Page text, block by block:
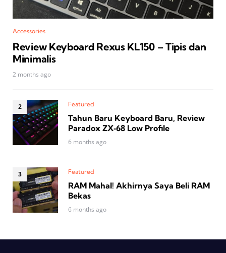
Accessories
Review Keyboard Rexus KL150 – Tipis dan
Minimalis
2 months ago
Featured
Tahun Baru Keyboard Baru, Review
Paradox ZX‑68 Low Profile
6 months ago
Featured
RAM Mahal! Akhirnya Saya Beli RAM
Bekas
6 months ago